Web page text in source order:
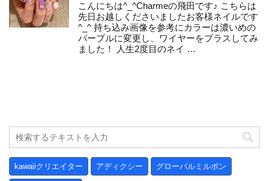
こんにちは^_^Charmeの飛田です♪ こちらは
先日お越しくださいましたお客様ネイルです
^_^ 持ち込み画像を参考にカラーは濃いめの
パープルに変更し、ワイヤーをプラスしてみ
ました！ 人生2度目のネイ …
kawaiiクリエイター アディクシー グローバルミルボン